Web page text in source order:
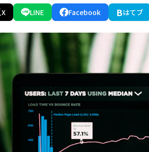
X LINE Facebook Bはてブ